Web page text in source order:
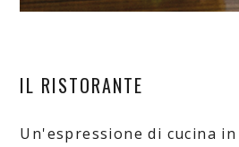
IL RISTORANTE
Un'espressione di cucina